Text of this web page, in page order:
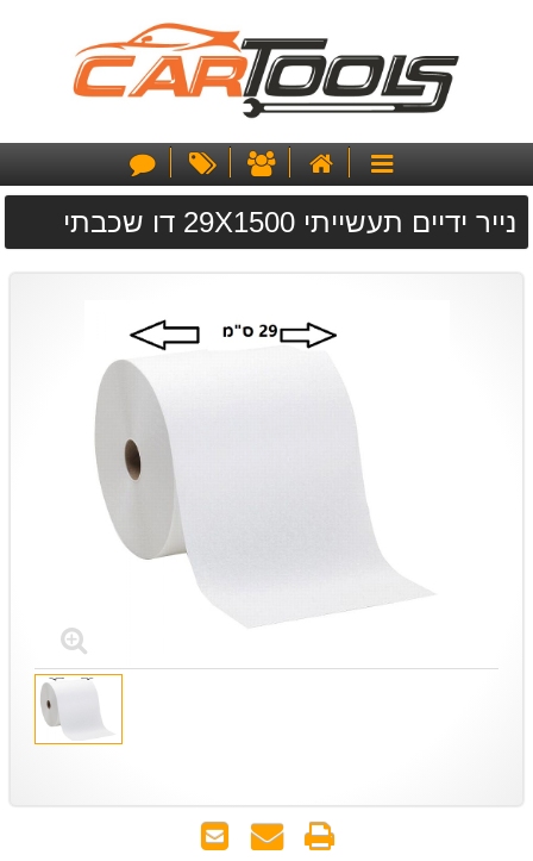
קטגוריותהבית
אודותינומבצעים
קשר
נייר ידיים תעשייתי 29X1500 דו שכבתי
שלח
שאל